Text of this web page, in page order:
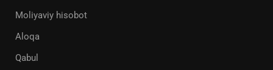
Moliyaviy hisobot
Aloqa
Qabul